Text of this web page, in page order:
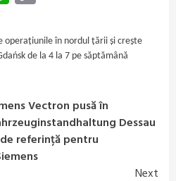
operațiunile în nordul țării și crește
de la 4 la 7 pe săptămână
Vectron pusă în
Dessau
referință pentru
Next